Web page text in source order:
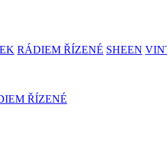
RÁDIEM ŘÍZENÉ SHEEN
ŘÍZENÉ